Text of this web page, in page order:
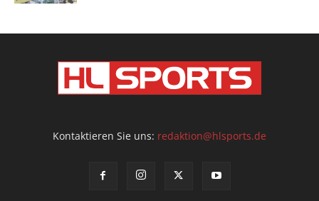
Kontaktieren Sie uns: redaktion@hlsports.de